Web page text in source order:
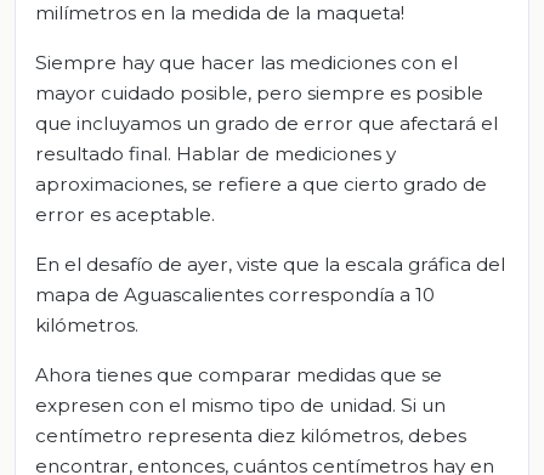
milímetros en la medida de la maqueta!
Siempre hay que hacer las mediciones con el
mayor cuidado posible, pero siempre es posible
que incluyamos un grado de error que afectará el
resultado final. Hablar de mediciones y
aproximaciones, se refiere a que cierto grado de
error es aceptable.
En el desafío de ayer, viste que la escala gráfica del
mapa de Aguascalientes correspondía a 10
kilómetros.
Ahora tienes que comparar medidas que se
expresen con el mismo tipo de unidad. Si un
centímetro representa diez kilómetros, debes
encontrar, entonces, cuántos centímetros hay en